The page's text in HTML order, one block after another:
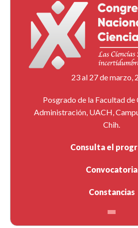
23 al 27 de marzo,
Posgrado de la Facultad
Administración, UACH,
Chih.
Consulta el
Convocatoria
Constancias